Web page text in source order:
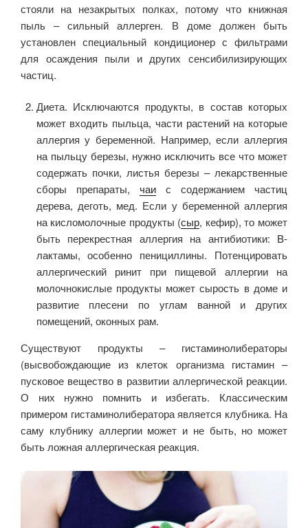
стояли на незакрытых полках, потому что книжная
пыль – сильный аллерген. В доме должен быть
установлен специальный кондиционер с фильтрами
для осаждения пыли и других сенсибилизирующих
частиц.
Диета. Исключаются продукты, в состав которых
может входить пыльца, части растений на которые
аллергия у беременной. Например, если аллергия
на пыльцу березы, нужно исключить все что может
содержать почки, листья березы – лекарственные
сборы препараты, чаис содержанием частиц
дерева, деготь, мед. Если у беременной аллергия
на кисломолочные продукты (сыр, кефир), то может
быть перекрестная аллергия на антибиотики: B-
лактамы, особенно пенициллины. Потенцировать
аллергический ринит при пищевой аллергии на
молочнокислые продукты может сырость в доме и
развитие плесени по углам ванной и других
помещений, оконных рам.
Существуют продукты – гистаминолибераторы
(высвобождающие из клеток организма гистамин –
пусковое вещество в развитии аллергической реакции.
О них нужно помнить и избегать. Классическим
примером гистаминолибератора является клубника. На
саму клубнику аллергии может и не быть, но может
быть ложная аллергическая реакция.